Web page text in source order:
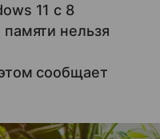
11 c 8
памяти нельзя
сообщает